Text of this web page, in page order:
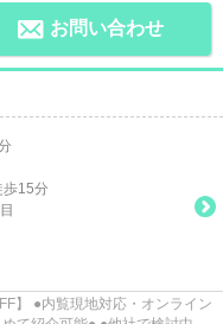
お問い合わせ
歩15分
】 ●内覧現地対応・オンライン